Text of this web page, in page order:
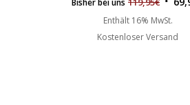
Enthält 16% MwSt.
Kostenloser Versand